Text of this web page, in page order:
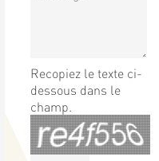
Recopiez le texte ci-
dessous dans le
champ.